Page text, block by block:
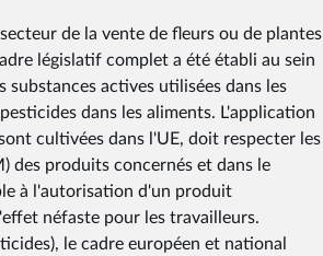
de la vente de fleurs ou de plantes
législatif complet a été établi au sein
actives utilisées dans les
dans les aliments. L'application
cultivées dans l'UE, doit respecter les
des produits concernés et dans le
à l'autorisation d'un produit
néfaste pour les travailleurs.
le cadre européen et national